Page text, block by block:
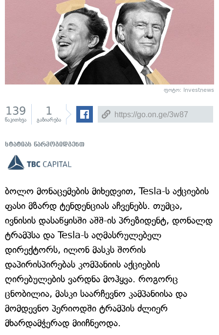
ფოტო: Investnews
139
წაკითხვა
1
გაზიარება
სტატიას წარმოგიდგენთ
ბოლო მონაცემების მიხედვით, Tesla-ს აქციების
ფასი მზარდ ტენდენციას აჩვენებს. თუმცა,
ივნისის დასაწყისში აშშ-ის პრეზიდენტ, დონალდ
ტრამპსა და Tesla-ს აღმასრულებელ
დირექტორს, ილონ მასკს შორის
დაპირისპირებას კომპანიის აქციების
ღირებულების ვარდნა მოჰყვა. როგორც
ცნობილია, მასკი საარჩევნო კამპანიისა და
მომდევნო პერიოდში ტრამპის ძლიერ
მხარდამჭერად მიიჩნეოდა.